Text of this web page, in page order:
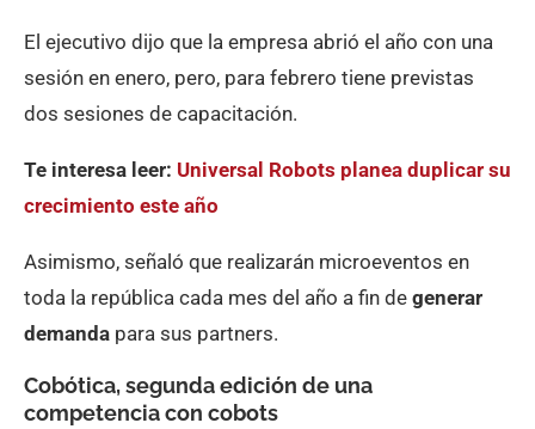
El ejecutivo dijo que la empresa abrió el año con una
sesión en enero, pero, para febrero tiene previstas
dos sesiones de capacitación.
Te interesa leer: Universal Robots planea duplicar su
crecimiento este año
Asimismo, señaló que realizarán microeventos en
toda la república cada mes del año a fin de generar
demanda para sus partners.
Cobótica, segunda edición de una
competencia con cobots